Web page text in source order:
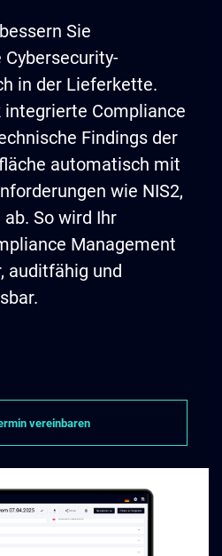
Sie
in der Lieferkette.
integrierte Compliance
Findings der
automatisch mit
wie NIS2,
ab. So wird Ihr
Management
auditfähig und
vereinbaren